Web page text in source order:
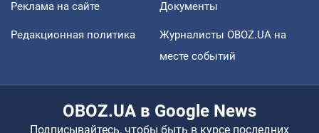
Реклама на сайте Документы
Редакционная политика
Журналисты OBOZ.UA на
месте событий
OBOZ.UA в Google News
Подписывайтесь, чтобы быть в курсе последних